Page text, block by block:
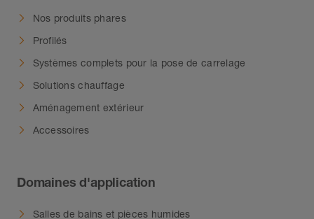
Nos produits phares
Profilés
Systèmes complets pour la pose de carrelage
Solutions chauffage
Aménagement extérieur
Accessoires
Domaines d'application
Salles de bains et pièces humides